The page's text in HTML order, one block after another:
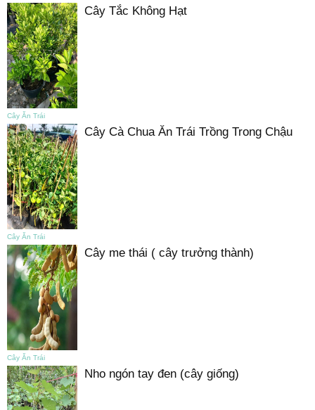
Cây Ăn Trái
Cây Tắc Không Hạt
Cây Ăn Trái
Cây Cà Chua Ăn Trái Trồng Trong Chậu
Cây Ăn Trái
Cây me thái ( cây trưởng thành)
Nho ngón tay đen (cây giống)